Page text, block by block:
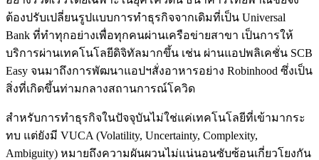
ต้องปรับเปลี่ยนรูปแบบการทำธุรกิจจากเดิมที่เป็น Universal
Bank ที่ทำทุกอย่างเพื่อทุกคนผ่านเครือข่ายสาขา เป็นการให้
บริการผ่านเทคโนโลยีดิจิทัลมากขึ้น เช่น ผ่านแอปพลิเคชั่น SCB
Easy จนมาถึงการพัฒนาแอปฯสั่งอาหารอย่าง Robinhood ซึ่งเป็น
สิ่งที่เกิดขึ้นท่ามกลางสถานการณ์โควิด
สำหรับการทำธุรกิจในปัจจุบันไม่ใช่แค่เทคโนโลยีที่เข้ามากระ
ทบ แต่ยังมี VUCA (Volatility, Uncertainty, Complexity,
Ambiguity) หมายถึงความผันผวนไม่แน่นอนซับซ้อนเกี่ยวโยงกัน